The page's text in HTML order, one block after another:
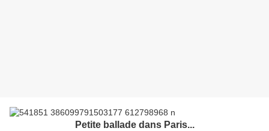
Petite ballade dans Paris...